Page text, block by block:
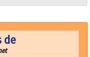
de